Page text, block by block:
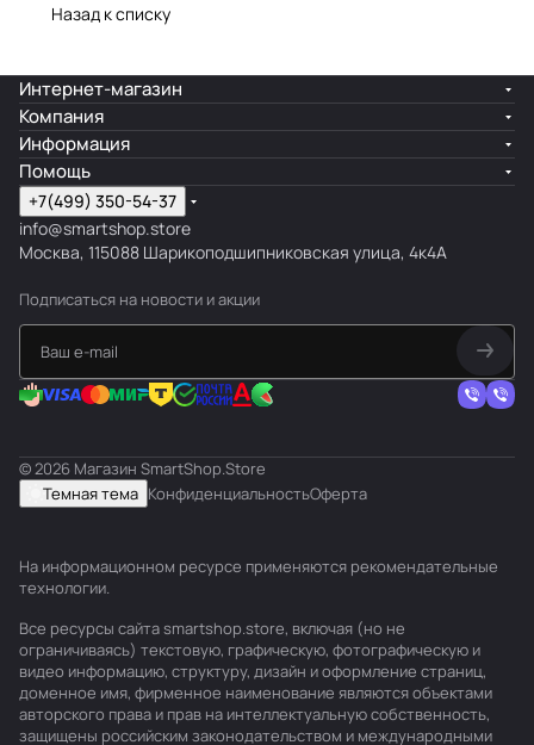
Назад к списку
Интернет-магазин
Компания
Информация
Помощь
+7(499) 350-54-37
info@smartshop.store
Москва, 115088 Шарикоподшипниковская улица, 4к4А
Подписаться на новости и акции
© 2026 Магазин SmartShop.Store
Темная тема КонфиденциальностьОферта
На информационном ресурсе применяются рекомендательные
технологии.
Все ресурсы сайта smartshop.store, включая (но не
ограничиваясь) текстовую, графическую, фотографическую и
видео информацию, структуру, дизайн и оформление страниц,
доменное имя, фирменное наименование являются объектами
авторского права и прав на интеллектуальную собственность,
защищены российским законодательством и международными